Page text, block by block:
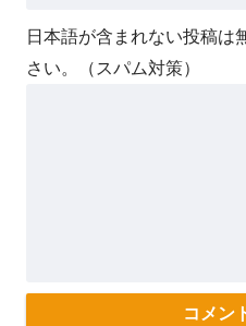
日本語が含まれない投稿は
さい。（スパム対策）